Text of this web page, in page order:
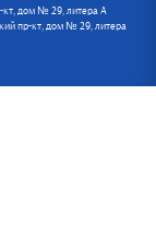
кт, дом № 29, литера А
пр-кт, дом № 29, литера